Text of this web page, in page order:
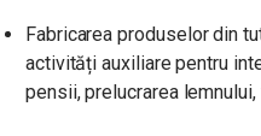
Fabricarea produselor din
activități auxiliare pentru
pensii, prelucrarea